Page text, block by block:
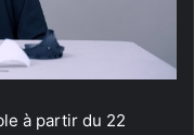
à partir du 22